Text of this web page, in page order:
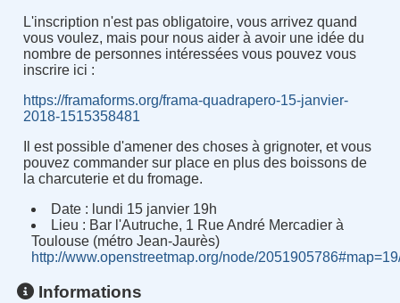
L'inscription n'est pas obligatoire, vous arrivez quand
vous voulez, mais pour nous aider à avoir une idée du
nombre de personnes intéressées vous pouvez vous
inscrire ici :
https://framaforms.org/frama-quadrapero-15-janvier-
2018-1515358481
Il est possible d'amener des choses à grignoter, et vous
pouvez commander sur place en plus des boissons de
la charcuterie et du fromage.
Date : lundi 15 janvier 19h
Lieu : Bar l'Autruche, 1 Rue André Mercadier à
Toulouse (métro Jean-Jaurès)
http://www.openstreetmap.org/node/
Informations